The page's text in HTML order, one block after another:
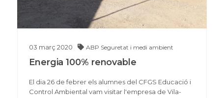
03 març 2020 ABP Seguretat i medi ambient
Energia 100% renovable
El dia 26 de febrer els alumnes del CFGS Educació i
Control Ambiental vam visitar l'empresa de Vila-